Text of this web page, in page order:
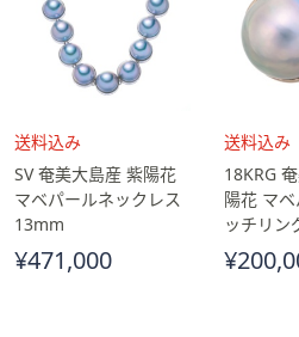
送
料
込
み
SV 奄美大島産 紫陽花
マベパールネックレス
13mm
¥471,000
送
料
込
み
18KRG
陽花 マ
ッチリン